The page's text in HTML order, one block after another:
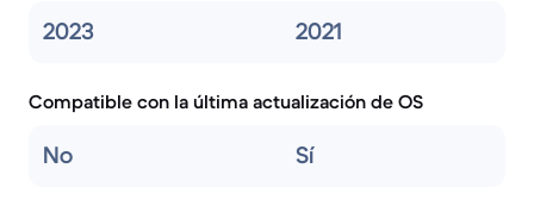
2023 2021
Compatible con la última actualización de OS
No Sí